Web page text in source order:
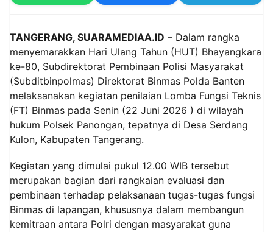
TANGERANG, SUARAMEDIAA.ID – Dalam rangka
menyemarakkan Hari Ulang Tahun (HUT) Bhayangkara
ke-80, Subdirektorat Pembinaan Polisi Masyarakat
(Subditbinpolmas) Direktorat Binmas Polda Banten
melaksanakan kegiatan penilaian Lomba Fungsi Teknis
(FT) Binmas pada Senin (22 Juni 2026 ) di wilayah
hukum Polsek Panongan, tepatnya di Desa Serdang
Kulon, Kabupaten Tangerang.
Kegiatan yang dimulai pukul 12.00 WIB tersebut
merupakan bagian dari rangkaian evaluasi dan
pembinaan terhadap pelaksanaan tugas-tugas fungsi
Binmas di lapangan, khususnya dalam membangun
kemitraan antara Polri dengan masyarakat guna